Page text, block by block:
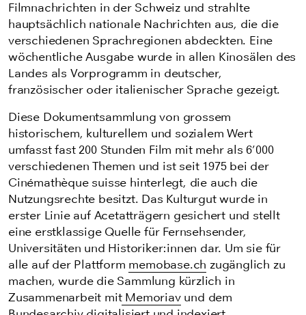
Filmnachrichten in der Schweiz und strahlte
hauptsächlich nationale Nachrichten aus, die die
verschiedenen Sprachregionen abdeckten. Eine
wöchentliche Ausgabe wurde in allen Kinosälen des
Landes als Vorprogramm in deutscher,
französischer oder italienischer Sprache gezeigt.
Diese Dokumentsammlung von grossem
historischem, kulturellem und sozialem Wert
umfasst fast 200 Stunden Film mit mehr als 6’000
verschiedenen Themen und ist seit 1975 bei der
Cinémathèque suisse hinterlegt, die auch die
Nutzungsrechte besitzt. Das Kulturgut wurde in
erster Linie auf Acetatträgern gesichert und stellt
eine erstklassige Quelle für Fernsehsender,
Universitäten und Historiker:innen dar. Um sie für
alle auf der Plattform memobase.ch zugänglich zu
machen, wurde die Sammlung kürzlich in
Zusammenarbeit mit Memoriavund dem